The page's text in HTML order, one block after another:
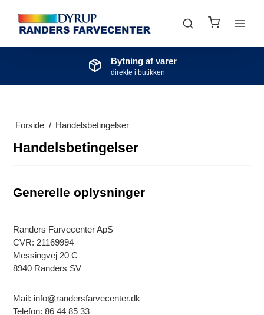
Bytning af varer
direkte i butikken
Forside / Handelsbetingelser
Handelsbetingelser
Generelle oplysninger
Randers Farvecenter ApS
CVR: 21169994
Messingvej 20 C
8940 Randers SV
Mail: info@randersfarvecenter.dk
Telefon: 86 44 85 33